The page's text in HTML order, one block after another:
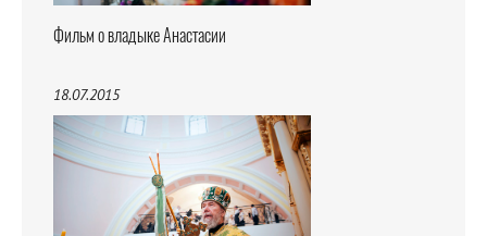
Фильм о владыке Анастасии
18.07.2015